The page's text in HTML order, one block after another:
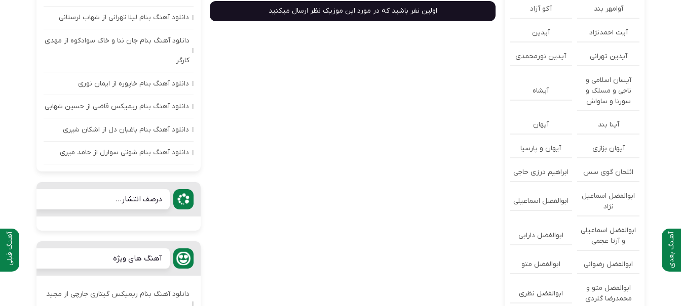
آهنـگ قبلی آهـنگ بعدی
اولین نفر باشید که در مورد این موزیک نظر ارسال میکنید آوامهر بند آکو آزاد
آیت احمدنژاد آیدین
آیدین تهرانی آیدین نورمحمدی
آیسان اسلامی و
ناجی و مسلک و
سورنا و ساواش
آیشاه
آینا بند آیهان
آیهان بزازی آیهان و پارسیا
ائلخان گوی سس ابراهیم درزی حاجی
ابوالفضل اسماعیل
نژاد
ابوالفضل اسماعیلی
ابوالفضل اسماعیلی
و آرتا عجمی
ابوالفضل دارابی
ابوالفضل رضوانی ابوالفضل متو
ابوالفضل متو و
محمدرضا گلردی
ابوالفضل نظری
دانلود آهنگ بنام لیلا تهرانی از شهاب لرستانی
دانلود آهنگ بنام جان ننا و خاک سوادکوه از مهدی
کارگر
دانلود آهنگ بنام خاپوره از ایمان نوری
دانلود آهنگ بنام ریمیکس قاضی از حسین شهابی
دانلود آهنگ بنام باغبان دل از اشکان شیری
دانلود آهنگ بنام شوتی سوارل از حامد میری
درصف انتشار...
آهنگ های ویژه
دانلود آهنگ بنام ریمیکس گیتاری جارچی از مجید